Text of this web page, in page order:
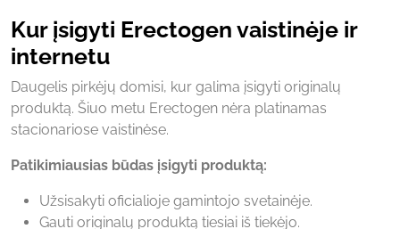
Kur įsigyti Erectogen vaistinėje ir
internetu
Daugelis pirkėjų domisi, kur galima įsigyti originalų
produktą. Šiuo metu Erectogen nėra platinamas
stacionariose vaistinėse.
Patikimiausias būdas įsigyti produktą:
Užsisakyti oficialioje gamintojo svetainėje.
Gauti originalų produktą tiesiai iš tiekėjo.